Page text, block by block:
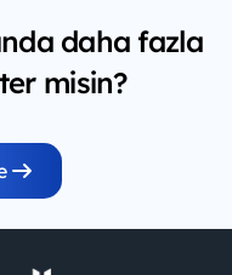
daha fazla
misin?